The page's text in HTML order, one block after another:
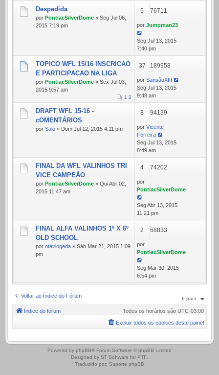
Despedida
por PontiacSilverDome » Seg Jul 06,
2015 7:19 pm
5 76711
por Jumpman23
Seg Jul 13, 2015
7:40 pm
TOPICO WFL 15/16 INSCRICAO
E PARTICIPACAO NA LIGA
por PontiacSilverDome » Sex Jul 03,
2015 9:57 am
1 2
37 189958
por SansãoXIII
Seg Jul 13, 2015
9:48 am
DRAFT WFL 15-16 -
cOMENTÁRIOS
por Salo » Dom Jul 12, 2015 4:11 pm
8 94139
por Vicente
Ferreira
Seg Jul 13, 2015
8:49 am
FINAL DA WFL VALINHOS TRI
VICE CAMPEÃO
por PontiacSilverDome » Qui Abr 02,
2015 11:47 am
4 74202
por
PontiacSilverDome
Seg Abr 13, 2015
11:21 pm
FINAL ALFA VALINHOS 1º X 6º
OLD SCHOOL
por otaviogeda » Sáb Mar 21, 2015 1:09
pm
2 68833
por
PontiacSilverDome
Seg Mar 30, 2015
6:54 pm
Voltar ao Índice do Fórum Ir para
Índice do fórum Todos os horários são UTC-03:00
Excluir todos os cookies deste painel
.
Powered by phpBB® Forum Software © phpBB Limited
Designed by ST Software for PTF
Traduzido por: Suporte phpBB